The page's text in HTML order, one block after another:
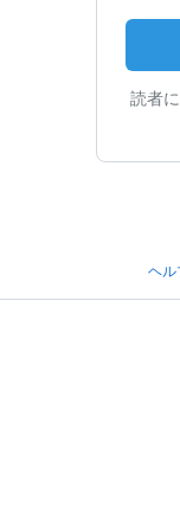
読者
ヘル